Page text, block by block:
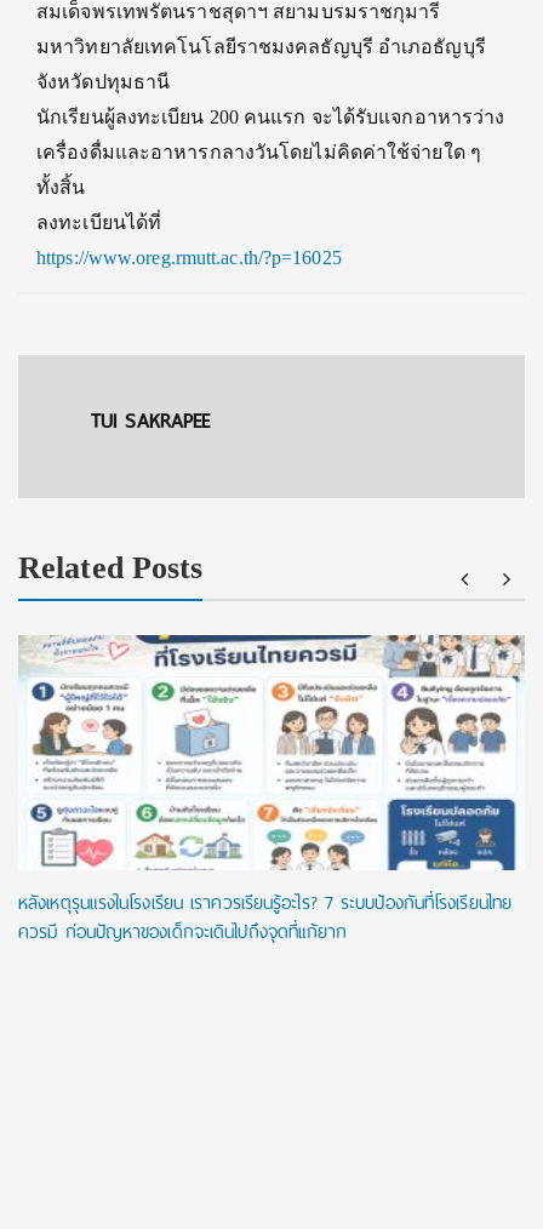
สมเด็จพรเทพรัตนราชสุดาฯ สยามบรมราชกุมารี
มหาวิทยาลัยเทคโนโลยีราชมงคลธัญบุรี อำเภอธัญบุรี
จังหวัดปทุมธานี
นักเรียนผู้ลงทะเบียน 200 คนแรก จะได้รับแจกอาหารว่าง
เครื่องดื่มและอาหารกลางวันโดยไม่คิดค่าใช้จ่ายใด ๆ
ทั้งสิ้น
ลงทะเบียนได้ที่
https://www.oreg.rmutt.ac.th/?p=16025
TUI SAKRAPEE
Related Posts
หลังเหตุรุนแรงในโรงเรียน เราควรเรียนรู้อะไร? 7 ระบบป้องกันที่โรงเรียนไทย
ควรมี ก่อนปัญหาของเด็กจะเดินไปถึงจุดที่แก้ยาก